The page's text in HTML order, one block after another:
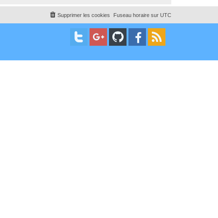
Fuseau horaire sur UTC
Supprimer les cookies